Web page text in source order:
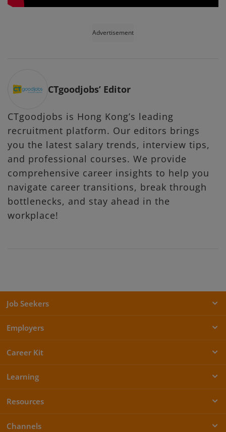
Advertisement
CTgoodjobs’ Editor
CTgoodjobs is Hong Kong’s leading
recruitment platform. Our editors brings
you the latest salary trends, interview tips,
and professional courses. We provide
comprehensive career insights to help you
navigate career transitions, break through
bottlenecks, and stay ahead in the
workplace!
Job Seekers
Employers
Career Kit
Learning
Resources
Channels